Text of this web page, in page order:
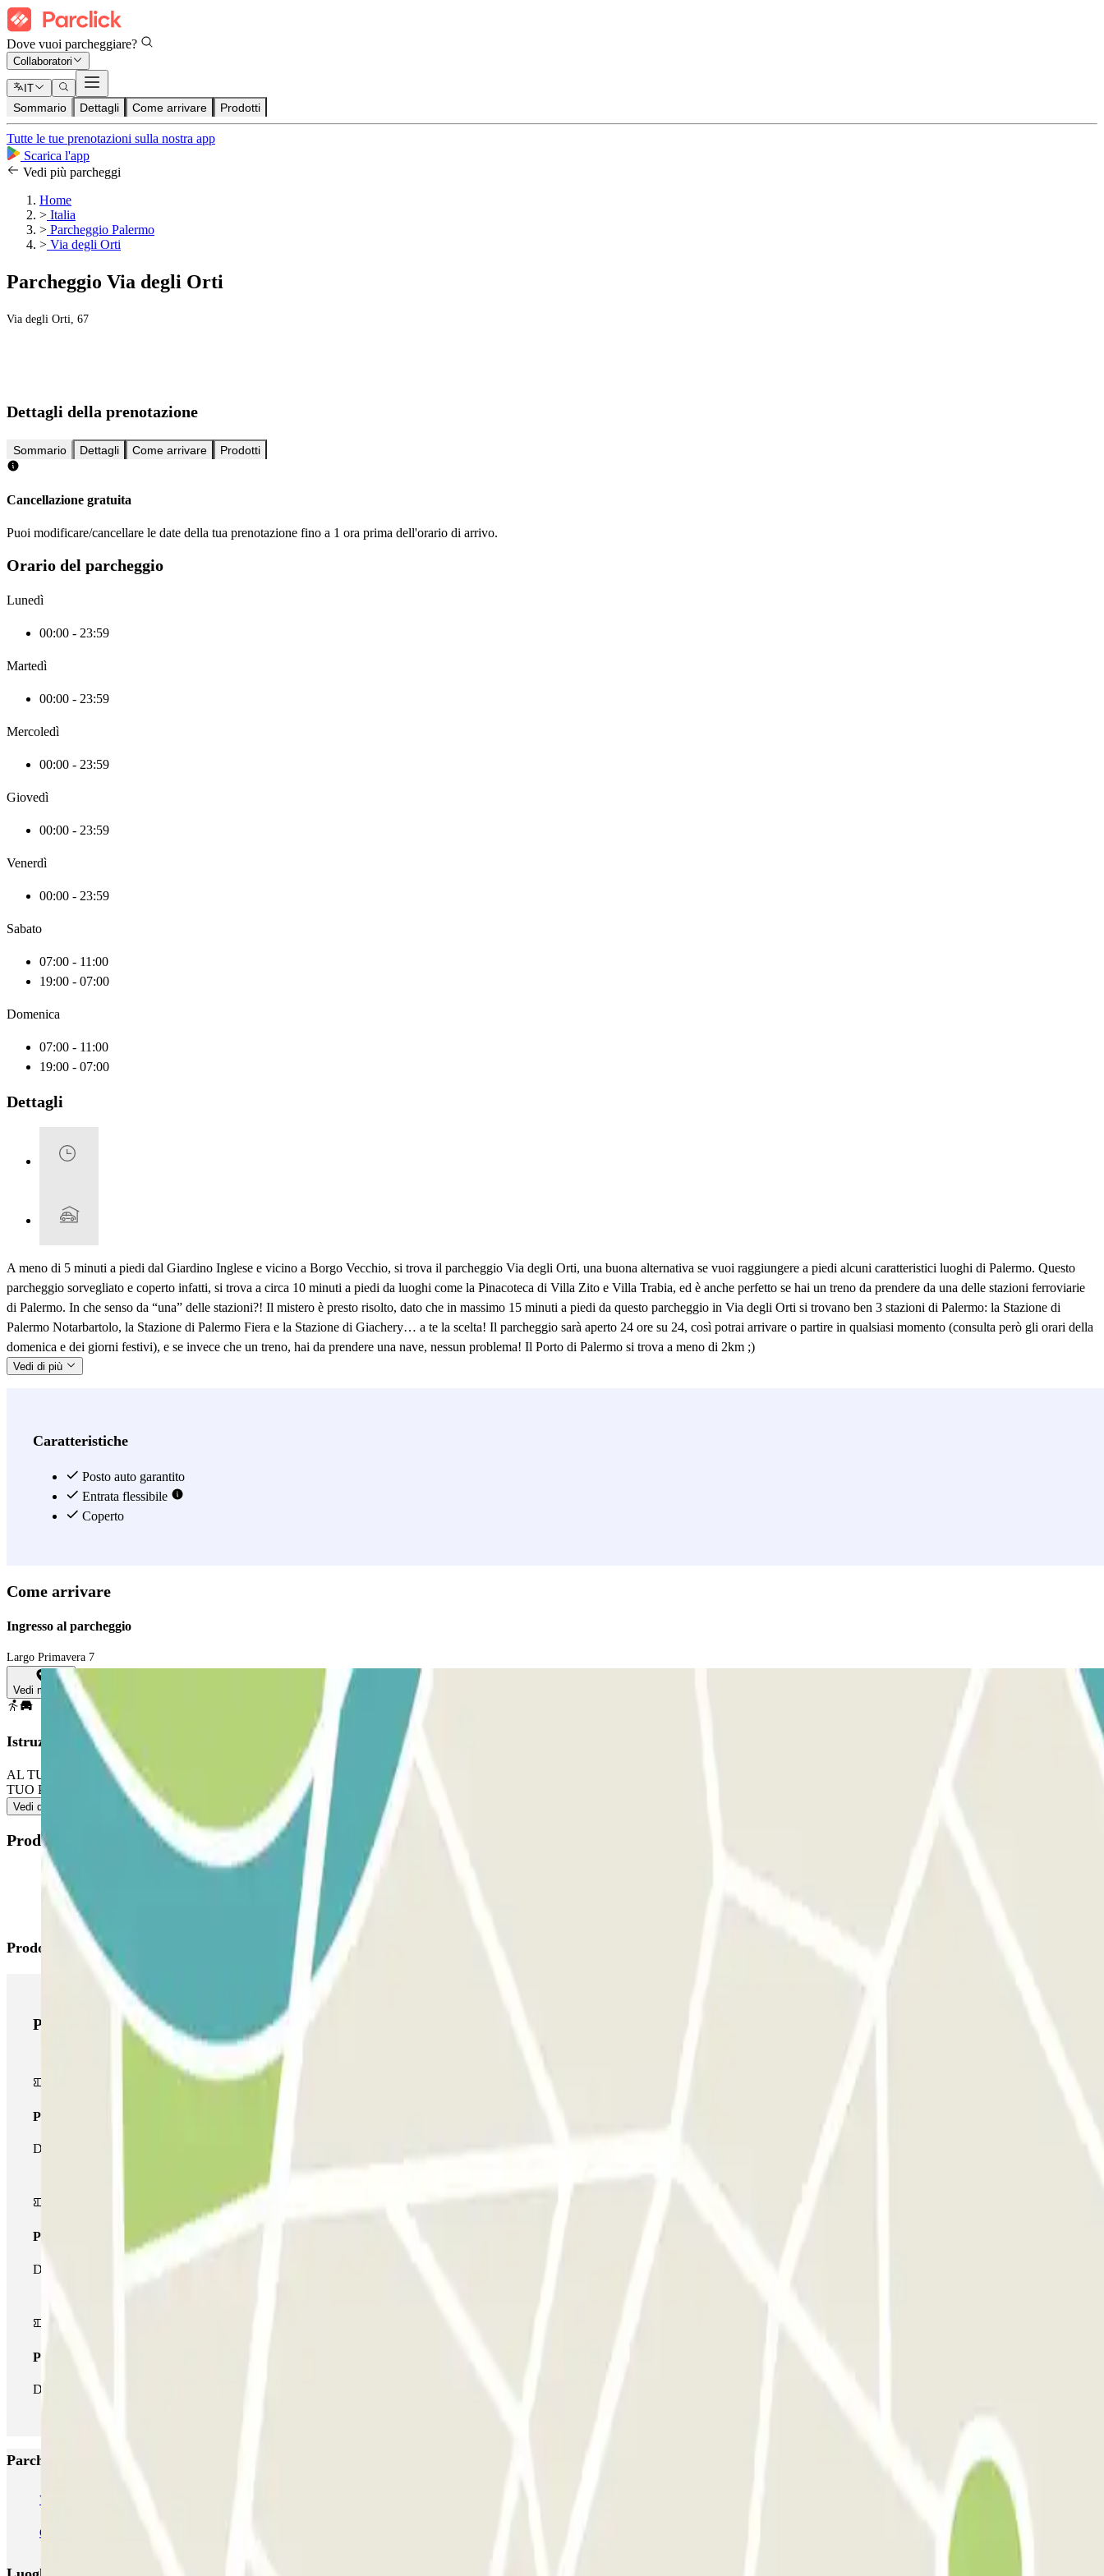
Dove vuoi parcheggiare?
Collaboratori
IT
Sommario Dettagli Come arrivare Prodotti
Tutte le tue prenotazioni sulla nostra app
Scarica l'app
Vedi più parcheggi
Home
> Italia
> Parcheggio Palermo
> Via degli Orti
Parcheggio Via degli Orti
Via degli Orti, 67
Dettagli della prenotazione
Sommario Dettagli Come arrivare Prodotti
Cancellazione gratuita
Puoi modificare/cancellare le date della tua prenotazione fino a 1 ora prima dell'orario di arrivo.
Orario del parcheggio
Lunedì
00:00 - 23:59
Martedì
00:00 - 23:59
Mercoledì
00:00 - 23:59
Giovedì
00:00 - 23:59
Venerdì
00:00 - 23:59
Sabato
07:00 - 11:00
19:00 - 07:00
Domenica
07:00 - 11:00
19:00 - 07:00
Dettagli
A meno di 5 minuti a piedi dal Giardino Inglese e vicino a Borgo Vecchio, si trova il parcheggio Via degli Orti, una buona alternativa se vuoi raggiungere a piedi alcuni caratteristici luoghi di Palermo. Questo
parcheggio sorvegliato e coperto infatti, si trova a circa 10 minuti a piedi da luoghi come la Pinacoteca di Villa Zito e Villa Trabia, ed è anche perfetto se hai un treno da prendere da una delle stazioni ferroviarie
di Palermo. In che senso da “una” delle stazioni?! Il mistero è presto risolto, dato che in massimo 15 minuti a piedi da questo parcheggio in Via degli Orti si trovano ben 3 stazioni di Palermo: la Stazione di
Palermo Notarbartolo, la Stazione di Palermo Fiera e la Stazione di Giachery… a te la scelta! Il parcheggio sarà aperto 24 ore su 24, così potrai arrivare o partire in qualsiasi momento (consulta però gli orari della
domenica e dei giorni festivi), e se invece che un treno, hai da prendere una nave, nessun problema! Il Porto di Palermo si trova a meno di 2km ;)
Vedi di più
Caratteristiche
Posto auto garantito
Entrata flessibile
Coperto
Come arrivare
Ingresso al parcheggio
Largo Primavera 7
Vedi mappa
Istruzioni
AL TUO ARRIVO, 1) Accedi al parcheggio. 2) Parcheggia in qualsiasi posto auto libero. 3) Vai alla cabina di controllo con la tua prenotazione Parclick. PER USCIRE Segui le indicazioni del personale. SE IL
TUO PASS INCLUDE ENTRATE E USCITE ILLIMITATE Segui il processo indicato precedentemente per entrare e uscire.
Vedi di più
Prodotti disponibili
Prodotti di Parclick
Prodotti di Parclick
Pass unico
Durante il tuo soggiorno potrai entrare e uscire dal parcheggio una sola volta
Pass multiparking
Durante il tuo soggiorno potrai usufruire dell'intera rete di parcheggi disponibili su Parclick.
Pass illlimitato
Durante il tuo soggiorno potrai entrare e uscire dal parcheggio tutte le volte che vorrai.
Parcheggi più popolari a Palermo
Via Antonio Veneziano - Castello della Zisa Via Mario Rapisardi - Stazione Notarbartolo Garage Garzilli
Garage Roma